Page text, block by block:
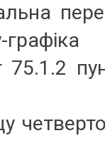
графіка
75.1.2